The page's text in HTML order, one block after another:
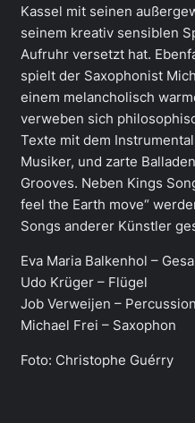
Kassel mit seinen
seinem kreativ sensiblen
Aufruhr versetzt hat.
spielt der Saxophonist
einem melancholisch
verweben sich
Texte mit dem
Musiker, und zarte
Grooves. Neben Kings
feel the Earth move“
Songs anderer Künstler
Eva Maria Balkenhol –
Udo Krüger – Flügel
Job Verweijen – Percussion
Michael Frei – Saxophon
Foto: Christophe Guérry